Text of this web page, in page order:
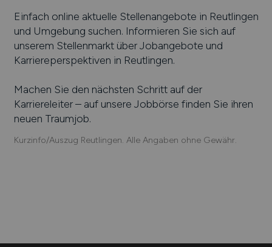
Einfach online aktuelle Stellenangebote in Reutlingen
und Umgebung suchen. Informieren Sie sich auf
unserem Stellenmarkt über Jobangebote und
Karriereperspektiven in Reutlingen.
Machen Sie den nächsten Schritt auf der
Karriereleiter – auf unsere Jobbörse finden Sie ihren
neuen Traumjob.
Kurzinfo/Auszug Reutlingen. Alle Angaben ohne Gewähr.